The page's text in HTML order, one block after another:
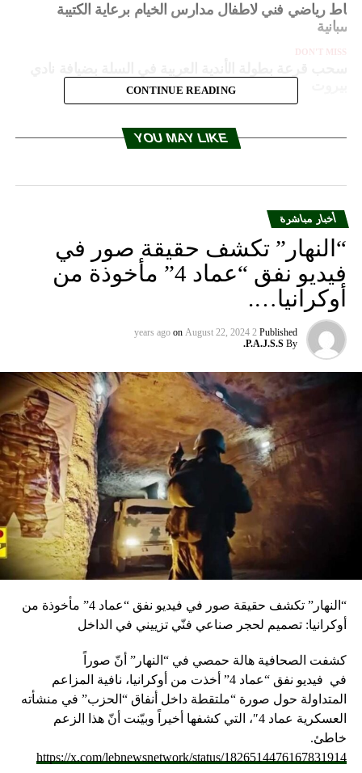
رياضي فني لاطفال مدارس الخيام برعاية الكتيبة
DON'T MISS
CONTINUE READING
YOU MAY LIKE
أخبار مباشرة
“النهار” تكشف حقيقة صور في
فيديو نفق “عماد 4” مأخوذة من
أوكرانيا….
Published
2 years ago
on August 22, 2024
By
P.A.J.S.S.
“النهار” تكشف حقيقة صور في فيديو نفق “عماد 4” مأخوذة من
أوكرانيا: تصميم لحجر صناعي فنّي تزييني في الداخل
كشفت الصحافية هالة حمصي في “النهار” أنّ صوراً
في فيديو
نفق “عماد 4” أخذت من أوكرانيا، نافية المزاعم
المتداولة حول صورة “ملتقطة داخل أنفاق “الحزب” في منشأته
العسكرية عماد 4″، التي كشفها أخيراً وبيّنت أنّ هذا الزعم
خاطئ.
https://x.com/lebnewsnetwork/status/1826514476167831914